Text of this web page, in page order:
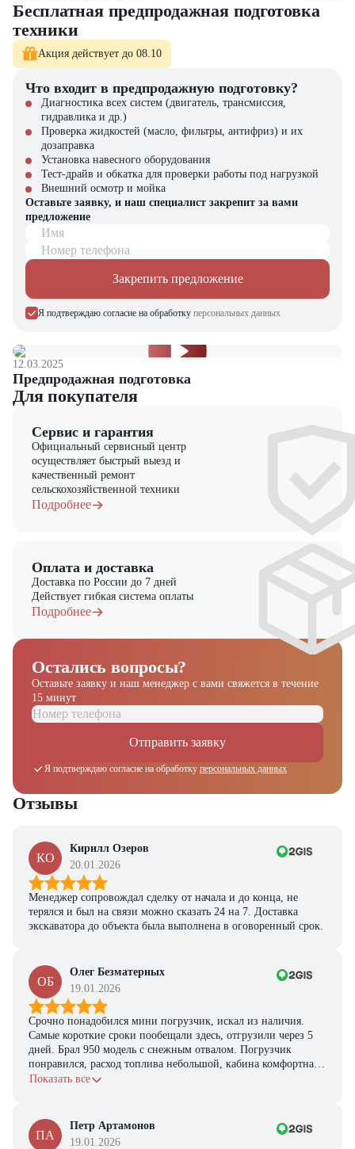
Бесплатная предпродажная подготовка
техники
Акция действует до 08.10
Что входит в предпродажную подготовку?
Диагностика всех систем (двигатель, трансмиссия,
гидравлика и др.)
Проверка жидкостей (масло, фильтры, антифриз) и их
дозаправка
Установка навесного оборудования
Тест-драйв и обкатка для проверки работы под нагрузкой
Внешний осмотр и мойка
Оставьте заявку, и наш специалист закрепит за вами
предложение
Имя
Номер телефона
Закрепить предложение
Я подтверждаю согласие на обработку персональных данных
12.03.2025
Предпродажная подготовка
Для покупателя
Сервис и гарантия
Официальный сервисный центр
осуществляет быстрый выезд и
качественный ремонт
сельскохозяйственной техники
Подробнее
Оплата и доставка
Доставка по России до 7 дней
Действует гибкая система оплаты
Подробнее
Остались вопросы?
Оставьте заявку и наш менеджер с вами свяжется в течение
15 минут
Отправить заявку
Я подтверждаю согласие на обработку персональных данных
Отзывы
КО
Кирилл Озеров
20.01.2026
Менеджер сопровождал сделку от начала и до конца, не
терялся и был на связи можно сказать 24 на 7. Доставка
экскаватора до объекта была выполнена в оговоренный срок.
ОБ
Олег Безматерных
19.01.2026
Срочно понадобился мини погрузчик, искал из наличия.
Самые короткие сроки пообещали здесь, отгрузили через 5
дней. Брал 950 модель с снежным отвалом. Погрузчик
понравился, расход топлива небольшой, кабина комфортная,
с задачами справляется.
Показать все
ПА
Петр Артамонов
19.01.2026
Получите выгодное
предложение на спецтехнику
из наличия!
персональную подборку моделей и лучшие условия
Получить предложение